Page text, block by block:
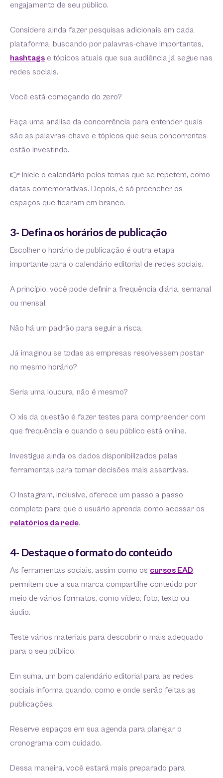
engajamento de seu público.
Considere ainda fazer pesquisas adicionais em cada
plataforma, buscando por palavras-chave importantes,
hashtags e tópicos atuais que sua audiência já segue nas
redes sociais.
Você está começando do zero?
Faça uma análise da concorrência para entender quais
são as palavras-chave e tópicos que seus concorrentes
estão investindo.
👉 Inicie o calendário pelos temas que se repetem, como
datas comemorativas. Depois, é só preencher os
espaços que ficaram em branco.
3- Defina os horários de publicação
Escolher o horário de publicação é outra etapa
importante para o calendário editorial de redes sociais.
A princípio, você pode definir a frequência diária, semanal
ou mensal.
Não há um padrão para seguir a risca.
Já imaginou se todas as empresas resolvessem postar
no mesmo horário?
Seria uma loucura, não é mesmo?
O xis da questão é fazer testes para compreender com
que frequência e quando o seu público está online.
Investigue ainda os dados disponibilizados pelas
ferramentas para tomar decisões mais assertivas.
O Instagram, inclusive, oferece um passo a passo
completo para que o usuário aprenda como acessar os
relatórios da rede.
4- Destaque o formato do conteúdo
As ferramentas sociais, assim como os cursos EAD,
permitem que a sua marca compartilhe conteúdo por
meio de vários formatos, como vídeo, foto, texto ou
áudio.
Teste vários materiais para descobrir o mais adequado
para o seu público.
Em suma, um bom calendário editorial para as redes
sociais informa quando, como e onde serão feitas as
publicações.
Reserve espaços em sua agenda para planejar o
cronograma com cuidado.
Dessa maneira, você estará mais preparado para